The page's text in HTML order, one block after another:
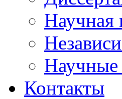
Научная
Научные
Контакты